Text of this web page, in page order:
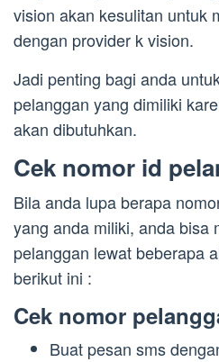
vision akan kesulitan untuk
dengan provider k vision.
Jadi penting bagi anda
pelanggan yang dimiliki
akan dibutuhkan.
Cek nomor id
Bila anda lupa berapa
yang anda miliki, anda bisa
pelanggan lewat beberapa
berikut ini :
Cek nomor
Buat pesan sms